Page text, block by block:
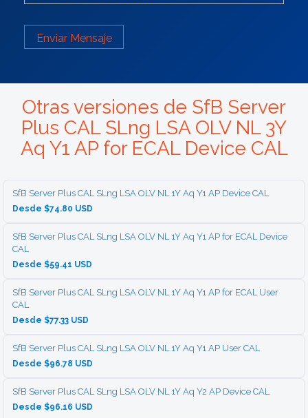
Enviar Mensaje
Otras versiones de SfB Server
Plus CAL SLng LSA OLV NL 3Y
Aq Y1 AP for ECAL Device CAL
SfB Server Plus CAL SLng LSA OLV NL 1Y Aq Y1 AP Device CAL
Desde $74.80 USD
SfB Server Plus CAL SLng LSA OLV NL 1Y Aq Y1 AP for ECAL Device
CAL
Desde $59.41 USD
SfB Server Plus CAL SLng LSA OLV NL 1Y Aq Y1 AP for ECAL User
CAL
Desde $77.33 USD
SfB Server Plus CAL SLng LSA OLV NL 1Y Aq Y1 AP User CAL
Desde $96.78 USD
SfB Server Plus CAL SLng LSA OLV NL 1Y Aq Y2 AP Device CAL
Desde $96.16 USD